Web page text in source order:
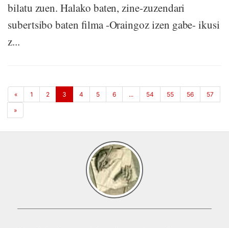
bilatu zuen. Halako baten, zine-zuzendari
subertsibo baten filma -Oraingoz izen gabe- ikusi
z...
« 1 2 3 4 5 6 ... 54 55 56 57
»